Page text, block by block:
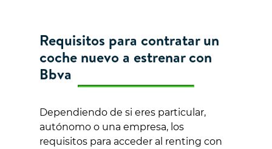
Requisitos para contratar un
coche nuevo a estrenar con
Bbva
Dependiendo de si eres particular,
autónomo o una empresa, los
requisitos para acceder al renting con